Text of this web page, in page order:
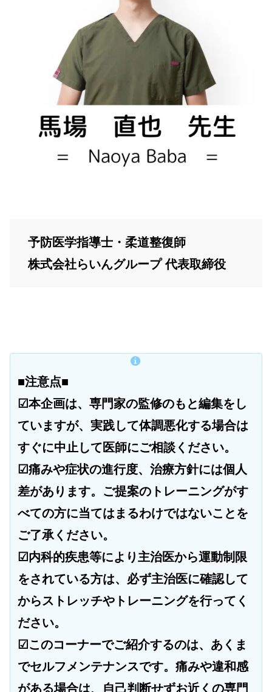
予防医学指導士・柔道整復師
株式会社らいんグループ 代表取締役
■注意点■
☑本企画は、専門家の監修のもと編集をし
ていますが、実践して体調悪化する場合は
すぐに中止して医師にご相談ください。
☑痛みや症状の進行度、治療方針には個人
差があります。ご提案のトレーニングがす
べての方に当てはまるわけではないことを
ご了承ください。
☑内科的疾患等により主治医から運動制限
をされている方は、必ず主治医に確認して
からストレッチやトレーニングを行ってく
ださい。
☑このコーナーでご紹介するのは、あくま
でセルフメンテナンスです。痛みや違和感
がある場合は、自己判断せずお近くの専門